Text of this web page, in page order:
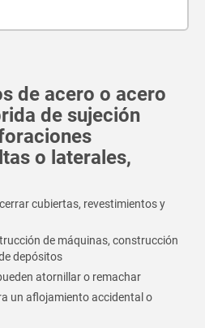
de acero o acero
de sujeción
o laterales,
cubiertas, revestimientos y
de máquinas, construcción
depósitos
atornillar o remachar
un aflojamiento accidental o